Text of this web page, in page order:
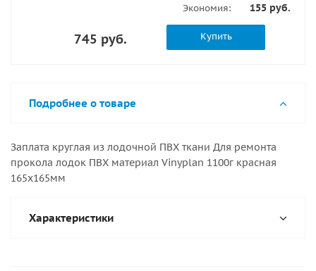
Экономия: 155 руб.
745 руб. Купить
Подробнее о товаре
Заплата круглая из лодочной ПВХ ткани Для ремонта
прокола лодок ПВХ материал Vinyplan 1100г красная
165х165мм
Характеристики